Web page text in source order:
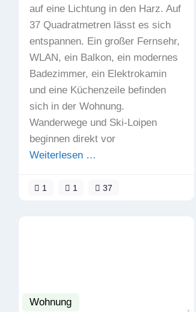
auf eine Lichtung in den Harz. Auf
37 Quadratmetren lässt es sich
entspannen. Ein großer Fernsehr,
WLAN, ein Balkon, ein modernes
Badezimmer, ein Elektrokamin
und eine Küchenzeile befinden
sich in der Wohnung.
Wanderwege und Ski-Loipen
beginnen direkt vor
Weiterlesen …
1 1 37
Wohnung